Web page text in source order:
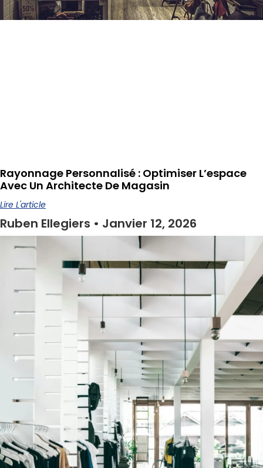
Rayonnage Personnalisé : Optimiser L’espace
Avec Un Architecte De Magasin
Lire L'article
Ruben Ellegiers Janvier 12, 2026